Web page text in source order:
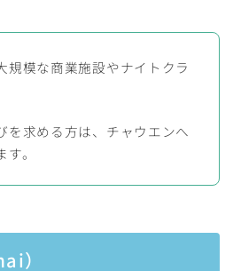
規模な商業施設やナイトクラ
を求める方は、チャウエンへ
。
）